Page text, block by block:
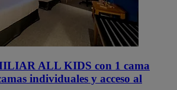
ALL KIDS con 1 cama
individuales y acceso al